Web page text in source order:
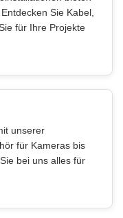
Sie Kabel,
für Ihre Projekte
unserer
für Kameras bis
bei uns alles für